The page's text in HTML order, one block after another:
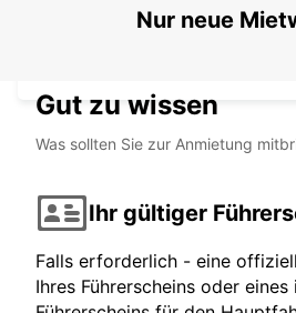
Nur neue
Gut zu wissen
Was sollten Sie zur Anmietung
Ihr gültiger
Falls erforderlich - eine
Ihres Führerscheins oder